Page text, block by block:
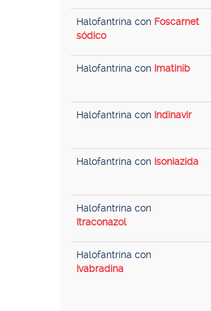
Halofantrina con Foscarnet
sódico
Halofantrina con Imatinib
Halofantrina con Indinavir
Halofantrina con Isoniazida
Halofantrina con
Itraconazol
Halofantrina con
Ivabradina